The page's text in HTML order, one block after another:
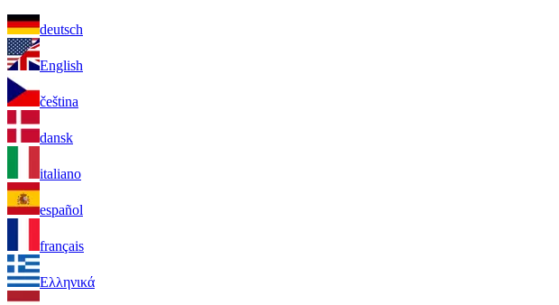
deutsch
English
čeština
dansk
italiano
español
français
Ελληνικά